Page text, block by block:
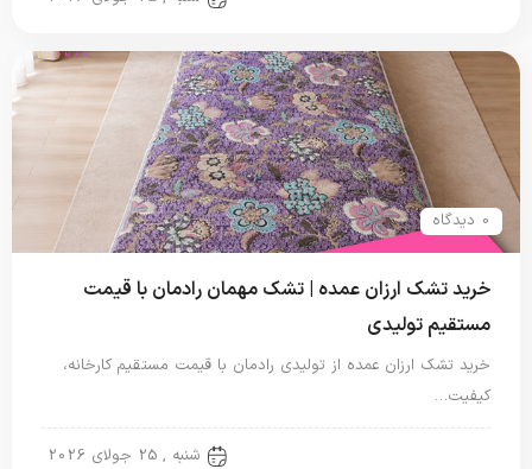
0 دیدگاه
خرید تشک ارزان عمده | تشک مهمان رادمان با قیمت
مستقیم تولیدی
خرید تشک ارزان عمده از تولیدی رادمان با قیمت مستقیم کارخانه،
کیفیت…
شنبه , 25 جولای 2026